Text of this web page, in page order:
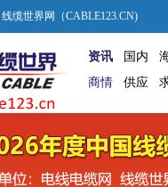
| 线缆世界网（CABLE123.CN)
资讯 国内
商情
供应